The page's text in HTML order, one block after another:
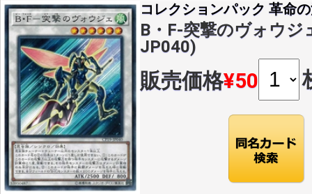
コレクションパック 革命
B・F-突撃のヴォウジ
JP040)
販売価格¥50